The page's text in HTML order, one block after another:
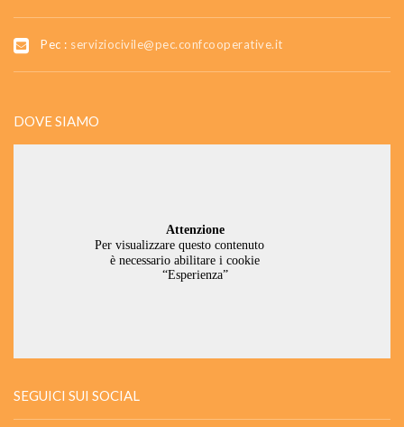
Pec : serviziocivile@pec.confcooperative.it
DOVE SIAMO
SEGUICI SUI SOCIAL